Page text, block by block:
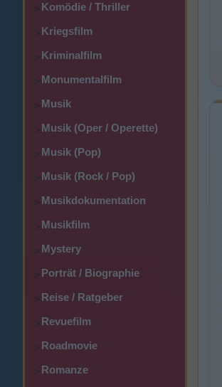
>Komödie / Thriller
>Kriegsfilm
>Kriminalfilm
>Monumentalfilm
>Musik
>Musik (Oper / Operette)
>Musik (Pop)
>Musik (Rock / Pop)
>Musikdokumentation
>Musikfilm
>Mystery
>Porträt / Biographie
>Reise / Ratgeber
>Revuefilm
>Roadmovie
>Romanze